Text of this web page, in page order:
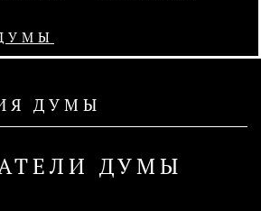
ДУМЫ
ДУМЫ